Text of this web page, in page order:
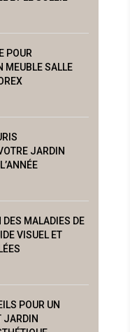
POUR
MEUBLE SALLE
JARDIN
DES MALADIES DE
VISUEL ET
POUR UN
JARDIN